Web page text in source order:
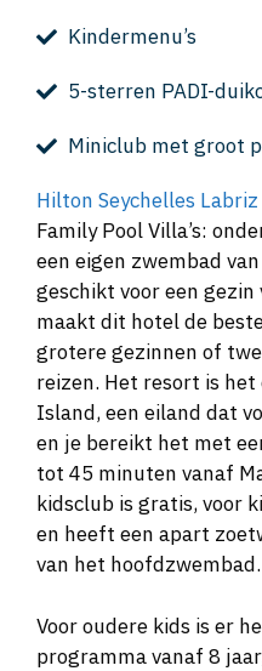
Kindermenu’s
5-sterren PADI-
Miniclub met groot
Hilton Seychelles Labriz
Family Pool Villa’s:
een eigen zwembad
geschikt voor een
maakt dit hotel de
grotere gezinnen of
reizen. Het resort is
Island, een eiland dat
en je bereikt het met
tot 45 minuten vanaf
kidsclub is gratis, voor
en heeft een apart
van het hoofdzwembad.
Voor oudere kids is er
programma vanaf 8